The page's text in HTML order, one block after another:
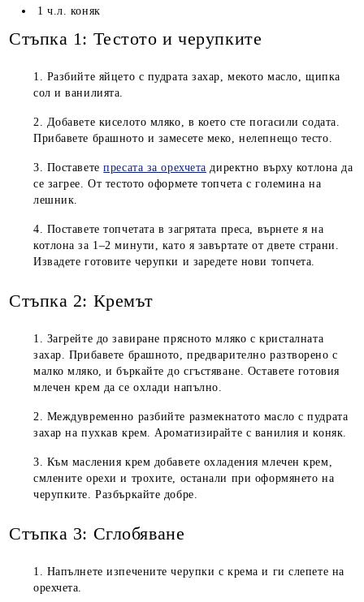
1 ч.л. коняк
Стъпка 1: Тестото и черупките
Разбийте яйцето с пудрата захар, мекото масло, щипка
сол и ванилията.
Добавете киселото мляко, в което сте погасили содата.
Прибавете брашното и замесете меко, нелепнещо тесто.
Поставетепресата за орехчета директно върху котлона да
се загрее. От тестото оформете топчета с големина на
лешник.
Поставете топчетата в загрятата преса, върнете я на
котлона за 1–2 минути, като я завъртате от двете страни.
Извадете готовите черупки и заредете нови топчета.
Стъпка 2: Кремът
Загрейте до завиране прясното мляко с кристалната
захар. Прибавете брашното, предварително разтворено с
малко мляко, и бъркайте до сгъстяване. Оставете готовия
млечен крем да се охлади напълно.
Междувременно разбийте размекнатото масло с пудрата
захар на пухкав крем. Ароматизирайте с ванилия и коняк.
Към масления крем добавете охладения млечен крем,
смлените орехи и трохите, останали при оформянето на
черупките. Разбъркайте добре.
Стъпка 3: Сглобяване
Напълнете изпечените черупки с крема и ги слепете на
орехчета.